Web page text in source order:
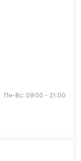
Пн-Вс: 09:00 - 21:00